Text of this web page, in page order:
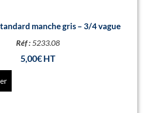
manche gris – 3/4 vague
Réf :5233.08
5,00€